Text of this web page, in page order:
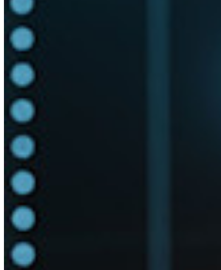
TOTP integrato
Accesso di emergenza
Condivisione sicura con Send
Integrazione alias email
Multipiattaforma con dispositivi illimitati
Funzionalità principali dei piani Business
Access Intelligence
Integrazione con directory
Integrazione SSO
Self-hosting di Bitwarden
Criteri Enterprise
Recupero account
Strumenti principali
Tester di robustezza password
Generatore di passphrase